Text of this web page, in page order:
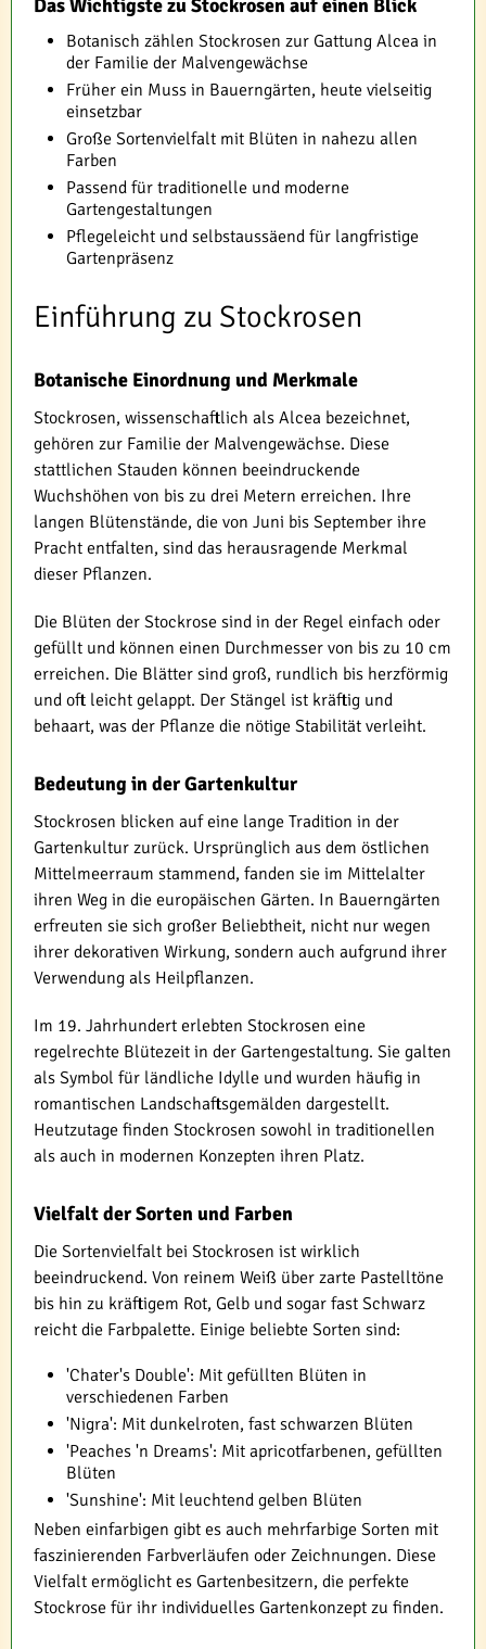
Das Wichtigste zu Stockrosen auf einen Blick
Botanisch zählen Stockrosen zur Gattung Alcea in
der Familie der Malvengewächse
Früher ein Muss in Bauerngärten, heute vielseitig
einsetzbar
Große Sortenvielfalt mit Blüten in nahezu allen
Farben
Passend für traditionelle und moderne
Gartengestaltungen
Pflegeleicht und selbstaussäend für langfristige
Gartenpräsenz
Einführung zu Stockrosen
Botanische Einordnung und Merkmale
Stockrosen, wissenschaftlich als Alcea bezeichnet,
gehören zur Familie der Malvengewächse. Diese
stattlichen Stauden können beeindruckende
Wuchshöhen von bis zu drei Metern erreichen. Ihre
langen Blütenstände, die von Juni bis September ihre
Pracht entfalten, sind das herausragende Merkmal
dieser Pflanzen.
Die Blüten der Stockrose sind in der Regel einfach oder
gefüllt und können einen Durchmesser von bis zu 10 cm
erreichen. Die Blätter sind groß, rundlich bis herzförmig
und oft leicht gelappt. Der Stängel ist kräftig und
behaart, was der Pflanze die nötige Stabilität verleiht.
Bedeutung in der Gartenkultur
Stockrosen blicken auf eine lange Tradition in der
Gartenkultur zurück. Ursprünglich aus dem östlichen
Mittelmeerraum stammend, fanden sie im Mittelalter
ihren Weg in die europäischen Gärten. In Bauerngärten
erfreuten sie sich großer Beliebtheit, nicht nur wegen
ihrer dekorativen Wirkung, sondern auch aufgrund ihrer
Verwendung als Heilpflanzen.
Im 19. Jahrhundert erlebten Stockrosen eine
regelrechte Blütezeit in der Gartengestaltung. Sie galten
als Symbol für ländliche Idylle und wurden häufig in
romantischen Landschaftsgemälden dargestellt.
Heutzutage finden Stockrosen sowohl in traditionellen
als auch in modernen Konzepten ihren Platz.
Vielfalt der Sorten und Farben
Die Sortenvielfalt bei Stockrosen ist wirklich
beeindruckend. Von reinem Weiß über zarte Pastelltöne
bis hin zu kräftigem Rot, Gelb und sogar fast Schwarz
reicht die Farbpalette. Einige beliebte Sorten sind:
'Chater's Double': Mit gefüllten Blüten in
verschiedenen Farben
'Nigra': Mit dunkelroten, fast schwarzen Blüten
'Peaches 'n Dreams': Mit apricotfarbenen, gefüllten
Blüten
'Sunshine': Mit leuchtend gelben Blüten
Neben einfarbigen gibt es auch mehrfarbige Sorten mit
faszinierenden Farbverläufen oder Zeichnungen. Diese
Vielfalt ermöglicht es Gartenbesitzern, die perfekte
Stockrose für ihr individuelles Gartenkonzept zu finden.